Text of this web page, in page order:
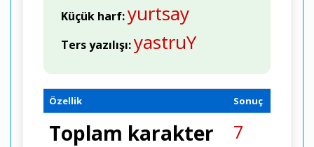
Küçük harf:yurtsay
Ters yazılışı:yastruY
Özellik Sonuç
Toplam karakter 7